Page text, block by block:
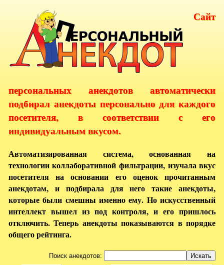
Сайт
персональных анекдотов автоматически
подбирал анекдоты персонально для каждого
посетителя, в соответствии с его
индивидуальным вкусом.
Автоматизированная система, основанная на
технологии коллаборативной фильтрации, изучала вкус
посетителя на основании его оценок прочитанным
анекдотам, и подбирала для него такие анекдоты,
которые были смешны именно ему. Но искусственный
интеллект вышел из под контроля, и его пришлось
отключить. Теперь анекдоты показываются в порядке
общего рейтинга.
Поиск анекдотов: